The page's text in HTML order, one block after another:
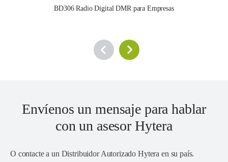
BD306 Radio Digital DMR para Empresas
Envíenos un mensaje para hablar
con un asesor Hytera
O contacte a un Distribuidor Autorizado Hytera en su país.